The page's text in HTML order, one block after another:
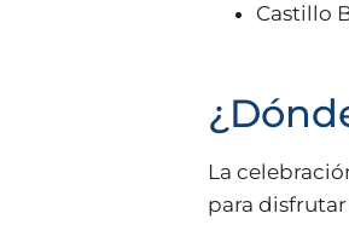
Castillo
La
para